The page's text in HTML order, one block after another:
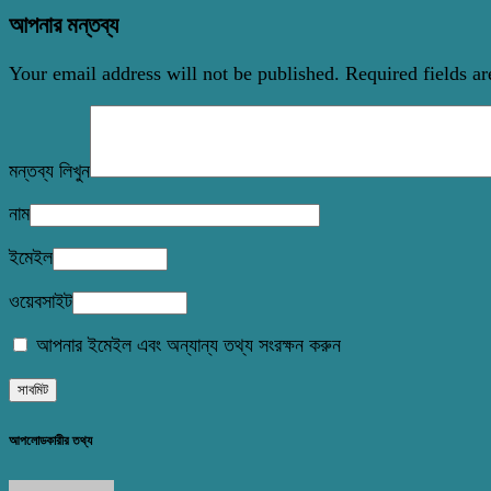
আপনার মন্তব্য
Your email address will not be published. Required fields
মন্তব্য লিখুন
নাম
ইমেইল
ওয়েবসাইট
আপনার ইমেইল এবং অন্যান্য তথ্য সংরক্ষন করুন
আপলোডকারীর তথ্য